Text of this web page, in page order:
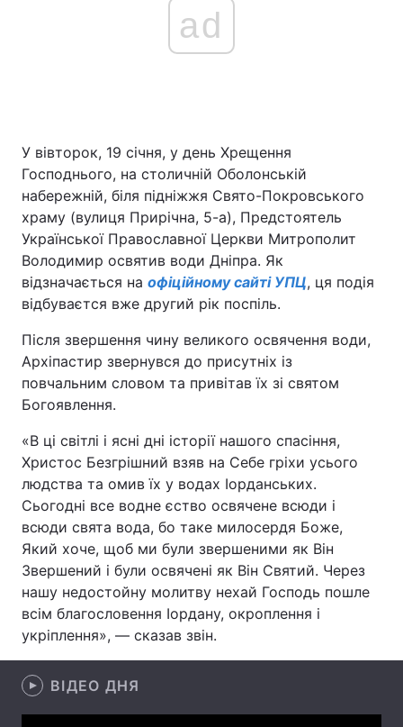
Головна Війна
Україна Політика
Економіка Світ
Спорт Наука
Зброя
ad
У вівторок, 19 січня, у день Хрещення
Господнього, на столичній Оболонській
набережній, біля підніжжя Свято-Покровського
храму (вулиця Прирічна, 5-а), Предстоятель
Української Православної Церкви Митрополит
Володимир освятив води Дніпра. Як
відзначається на офіційному сайті УПЦ, ця подія
відбуваєтся вже другий рік поспіль.
Після звершення чину великого освячення води,
Архіпастир звернувся до присутніх із
повчальним словом та привітав їх зі святом
Богоявлення.
«В ці світлі і ясні дні історії нашого спасіння,
Христос Безгрішний взяв на Себе гріхи усього
людства та омив їх у водах Іорданських.
Сьогодні все водне єство освячене всюди і
всюди свята вода, бо таке милосердя Боже,
Який хоче, щоб ми були звершеними як Він
Звершений і були освячені як Він Святий. Через
нашу недостойну молитву нехай Господь пошле
всім благословення Іордану, окроплення і
укріплення», — сказав звін.
ВІДЕО ДНЯ